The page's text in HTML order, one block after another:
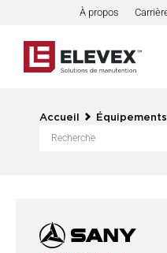
À propos
Accueil Équipements